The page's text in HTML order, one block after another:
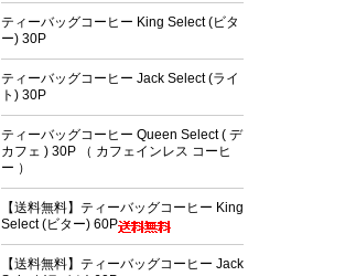
ティーバッグコーヒー King Select (ビタ
ー) 30P
ティーバッグコーヒー Jack Select (ライ
ト) 30P
ティーバッグコーヒー Queen Select ( デ
カフェ ) 30P （ カフェインレス コーヒ
ー ）
【送料無料】ティーバッグコーヒー King
Select (ビター) 60P
【送料無料】ティーバッグコーヒー Jack